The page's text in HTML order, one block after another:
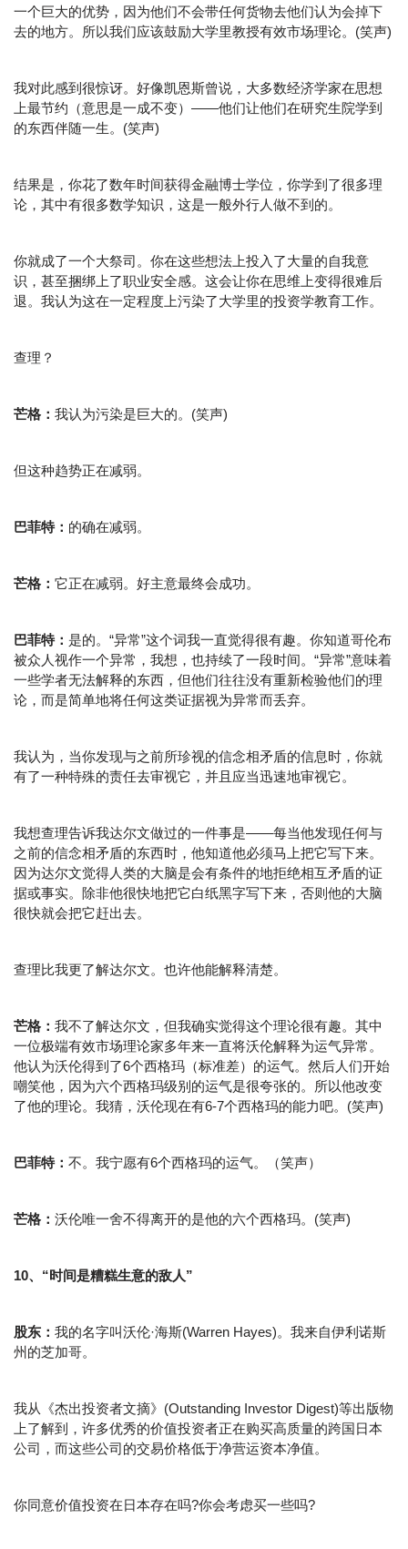
一个巨大的优势，因为他们不会带任何货物去他们认为会掉下
去的地方。所以我们应该鼓励大学里教授有效市场理论。(笑声)
我对此感到很惊讶。好像凯恩斯曾说，大多数经济学家在思想
上最节约（意思是一成不变）——他们让他们在研究生院学到
的东西伴随一生。(笑声)
结果是，你花了数年时间获得金融博士学位，你学到了很多理
论，其中有很多数学知识，这是一般外行人做不到的。
你就成了一个大祭司。你在这些想法上投入了大量的自我意
识，甚至捆绑上了职业安全感。这会让你在思维上变得很难后
退。我认为这在一定程度上污染了大学里的投资学教育工作。
查理？
芒格： 我认为污染是巨大的。(笑声)
但这种趋势正在减弱。
巴菲特： 的确在减弱。
芒格： 它正在减弱。好主意最终会成功。
巴菲特： 是的。“异常”这个词我一直觉得很有趣。你知道哥伦布
被众人视作一个异常，我想，也持续了一段时间。“异常”意味着
一些学者无法解释的东西，但他们往往没有重新检验他们的理
论，而是简单地将任何这类证据视为异常而丢弃。
我认为，当你发现与之前所珍视的信念相矛盾的信息时，你就
有了一种特殊的责任去审视它，并且应当迅速地审视它。
我想查理告诉我达尔文做过的一件事是——每当他发现任何与
之前的信念相矛盾的东西时，他知道他必须马上把它写下来。
因为达尔文觉得人类的大脑是会有条件的地拒绝相互矛盾的证
据或事实。除非他很快地把它白纸黑字写下来，否则他的大脑
很快就会把它赶出去。
查理比我更了解达尔文。也许他能解释清楚。
芒格： 我不了解达尔文，但我确实觉得这个理论很有趣。其中
一位极端有效市场理论家多年来一直将沃伦解释为运气异常。
他认为沃伦得到了6个西格玛（标准差）的运气。然后人们开始
嘲笑他，因为六个西格玛级别的运气是很夸张的。所以他改变
了他的理论。我猜，沃伦现在有6-7个西格玛的能力吧。(笑声)
巴菲特： 不。我宁愿有6个西格玛的运气。（笑声）
芒格： 沃伦唯一舍不得离开的是他的六个西格玛。(笑声)
10、“时间是糟糕生意的敌人”
股东： 我的名字叫沃伦·海斯(Warren Hayes)。我来自伊利诺斯
州的芝加哥。
我从《杰出投资者文摘》(Outstanding Investor Digest)等出版物
上了解到，许多优秀的价值投资者正在购买高质量的跨国日本
公司，而这些公司的交易价格低于净营运资本净值。
你同意价值投资在日本存在吗?你会考虑买一些吗?